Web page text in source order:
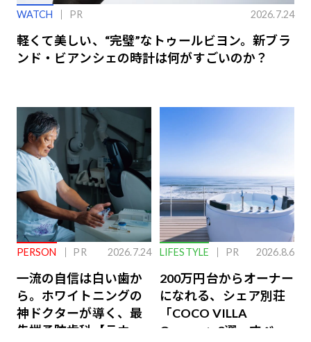
WATCH PR 2026.7.24
軽くて美しい、“完璧”なトゥールビヨン。新ブラ
ンド・ビアンシェの時計は何がすごいのか？
PERSON PR 2026.7.24
一流の自信は白い歯か
ら。ホワイトニングの
神ドクターが導く、最
先端予防歯科【ラウン
LIFESTYLE PR 2026.8.6
200万円台からオーナー
になれる、シェア別荘
「COCO VILLA
Owners」3選。すべて